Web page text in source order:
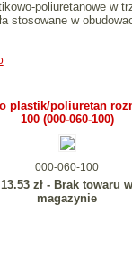
poliuretanowe w
stosowane w
plastik/poliuretan
100 (000-060-100)
000-060-100
13.53 zł - Brak towaru w
magazynie